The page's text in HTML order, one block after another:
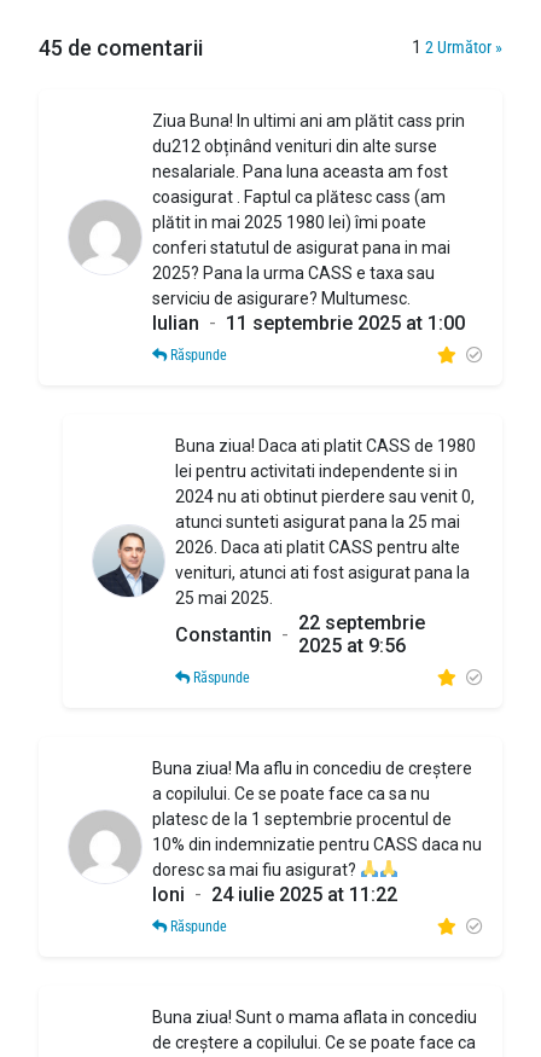
45 de comentarii 1 2 Următor »
Ziua Buna! In ultimi ani am plătit cass prin
du212 obținând venituri din alte surse
nesalariale. Pana luna aceasta am fost
coasigurat . Faptul ca plătesc cass (am
plătit in mai 2025 1980 lei) îmi poate
conferi statutul de asigurat pana in mai
2025? Pana la urma CASS e taxa sau
serviciu de asigurare? Multumesc.
Iulian - 11 septembrie 2025 at 1:00
Răspunde
Buna ziua! Daca ati platit CASS de 1980
lei pentru activitati independente si in
2024 nu ati obtinut pierdere sau venit 0,
atunci sunteti asigurat pana la 25 mai
2026. Daca ati platit CASS pentru alte
venituri, atunci ati fost asigurat pana la
25 mai 2025.
Constantin - 22 septembrie
2025 at 9:56
Răspunde
Buna ziua! Ma aflu in concediu de creștere
a copilului. Ce se poate face ca sa nu
platesc de la 1 septembrie procentul de
10% din indemnizatie pentru CASS daca nu
doresc sa mai fiu asigurat?
Ioni - 24 iulie 2025 at 11:22
Răspunde
Buna ziua! Sunt o mama aflata in concediu
de creștere a copilului. Ce se poate face ca